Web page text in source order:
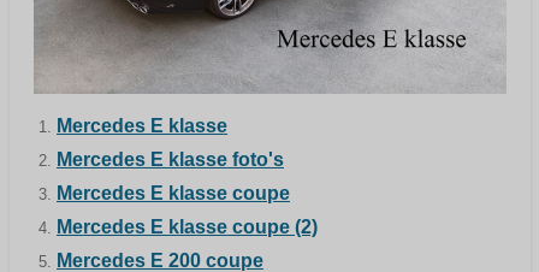
Mercedes E klasse
Mercedes E klasse foto's
Mercedes E klasse coupe
Mercedes E klasse coupe (2)
Mercedes E 200 coupe